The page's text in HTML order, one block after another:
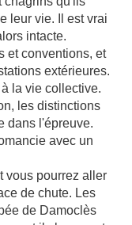
leur vie. Il est vrai
intacte.
et conventions, et
extérieures.
la vie collective.
les distinctions
dans l'épreuve.
avec un
vous pourrez aller
de chute. Les
de Damoclès